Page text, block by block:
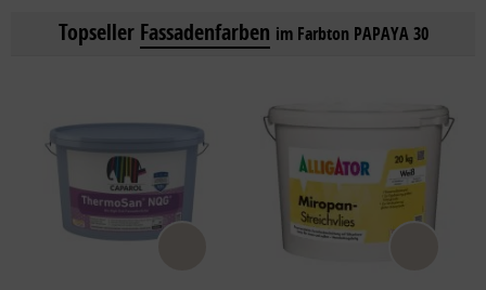
Topseller Fassadenfarben im Farbton PAPAYA 30